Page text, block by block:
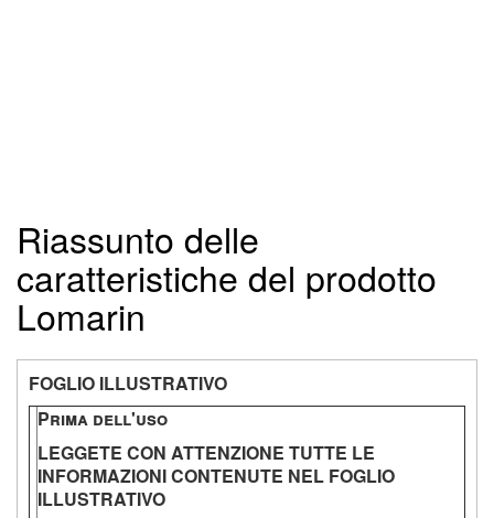
Riassunto delle
caratteristiche del prodotto
Lomarin
FOGLIO ILLUSTRATIVO
Prima dell'uso
LEGGETE CON ATTENZIONE TUTTE LE
INFORMAZIONI CONTENUTE NEL FOGLIO
ILLUSTRATIVO